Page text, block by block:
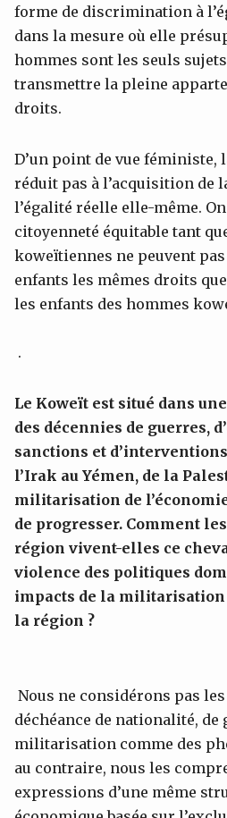
forme de discrimination à
dans la mesure où elle
hommes sont les seuls
transmettre la pleine
droits.
D’un point de vue féministe,
réduit pas à l’acquisition de
l’égalité réelle elle-même.
citoyenneté équitable tant
koweïtiennes ne peuvent
enfants les mêmes droits
les enfants des hommes
.
Le Koweït est situé dans
des décennies de guerres,
sanctions et
l’Irak au Yémen, de la
militarisation de
de progresser. Comment
région vivent-elles ce
violence des politiques
impacts de la militarisation
la région ?
Nous ne considérons pas
déchéance de nationalité, de
militarisation comme des
au contraire, nous les
expressions d’une même